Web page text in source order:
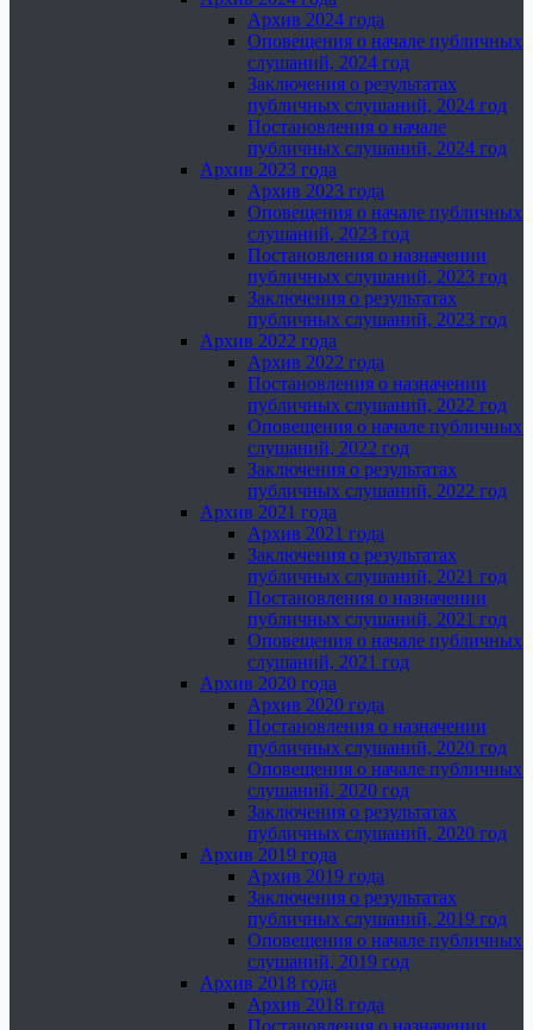
Архив 2024 года
Оповещения о начале публичных
слушаний, 2024 год
Заключения о результатах
публичных слушаний, 2024 год
Постановления о начале
публичных слушаний, 2024 год
Архив 2023 года
Архив 2023 года
Оповещения о начале публичных
слушаний, 2023 год
Постановления о назначении
публичных слушаний, 2023 год
Заключения о результатах
публичных слушаний, 2023 год
Архив 2022 года
Архив 2022 года
Постановления о назначении
публичных слушаний, 2022 год
Оповещения о начале публичных
слушаний, 2022 год
Заключения о результатах
публичных слушаний, 2022 год
Архив 2021 года
Архив 2021 года
Заключения о результатах
публичных слушаний, 2021 год
Постановления о назначении
публичных слушаний, 2021 год
Оповещения о начале публичных
слушаний, 2021 год
Архив 2020 года
Архив 2020 года
Постановления о назначении
публичных слушаний, 2020 год
Оповещения о начале публичных
слушаний, 2020 год
Заключения о результатах
публичных слушаний, 2020 год
Архив 2019 года
Архив 2019 года
Заключения о результатах
публичных слушаний, 2019 год
Оповещения о начале публичных
слушаний, 2019 год
Архив 2018 года
Архив 2018 года
Постановления о назначении